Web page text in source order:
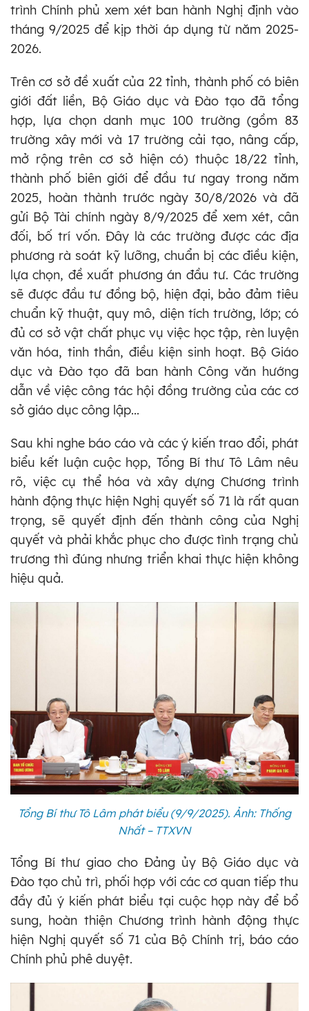
trình Chính phủ xem xét ban hành Nghị định vào
tháng 9/2025 để kịp thời áp dụng từ năm 2025-
2026.
Trên cơ sở đề xuất của 22 tỉnh, thành phố có biên
giới đất liền, Bộ Giáo dục và Đào tạo đã tổng
hợp, lựa chọn danh mục 100 trường (gồm 83
trường xây mới và 17 trường cải tạo, nâng cấp,
mở rộng trên cơ sở hiện có) thuộc 18/22 tỉnh,
thành phố biên giới để đầu tư ngay trong năm
2025, hoàn thành trước ngày 30/8/2026 và đã
gửi Bộ Tài chính ngày 8/9/2025 để xem xét, cân
đối, bố trí vốn. Đây là các trường được các địa
phương rà soát kỹ lưỡng, chuẩn bị các điều kiện,
lựa chọn, đề xuất phương án đầu tư. Các trường
sẽ được đầu tư đồng bộ, hiện đại, bảo đảm tiêu
chuẩn kỹ thuật, quy mô, diện tích trường, lớp; có
đủ cơ sở vật chất phục vụ việc học tập, rèn luyện
văn hóa, tinh thần, điều kiện sinh hoạt. Bộ Giáo
dục và Đào tạo đã ban hành Công văn hướng
dẫn về việc công tác hội đồng trường của các cơ
sở giáo dục công lập...
Sau khi nghe báo cáo và các ý kiến trao đổi, phát
biểu kết luận cuộc họp, Tổng Bí thư Tô Lâm nêu
rõ, việc cụ thể hóa và xây dựng Chương trình
hành động thực hiện Nghị quyết số 71 là rất quan
trọng, sẽ quyết định đến thành công của Nghị
quyết và phải khắc phục cho được tình trạng chủ
trương thì đúng nhưng triển khai thực hiện không
hiệu quả.
Tổng Bí thư Tô Lâm phát biểu (9/9/2025). Ảnh: Thống
Nhất – TTXVN
Tổng Bí thư giao cho Đảng ủy Bộ Giáo dục và
Đào tạo chủ trì, phối hợp với các cơ quan tiếp thu
đầy đủ ý kiến phát biểu tại cuộc họp này để bổ
sung, hoàn thiện Chương trình hành động thực
hiện Nghị quyết số 71 của Bộ Chính trị, báo cáo
Chính phủ phê duyệt.